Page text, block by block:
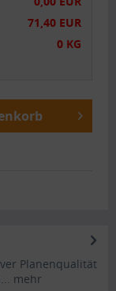
71,40 EUR
0 KG
Planenqualität
mehr